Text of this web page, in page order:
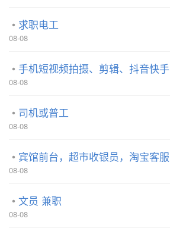
求职电工
08-08
手机短视频拍摄、剪辑、抖音快手
08-08
司机或普工
08-08
宾馆前台，超市收银员，淘宝客服
08-08
文员 兼职
08-08